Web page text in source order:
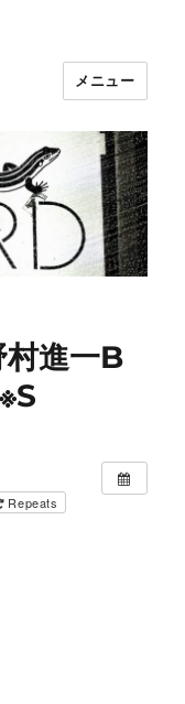
メニュー
進一B
Repeats